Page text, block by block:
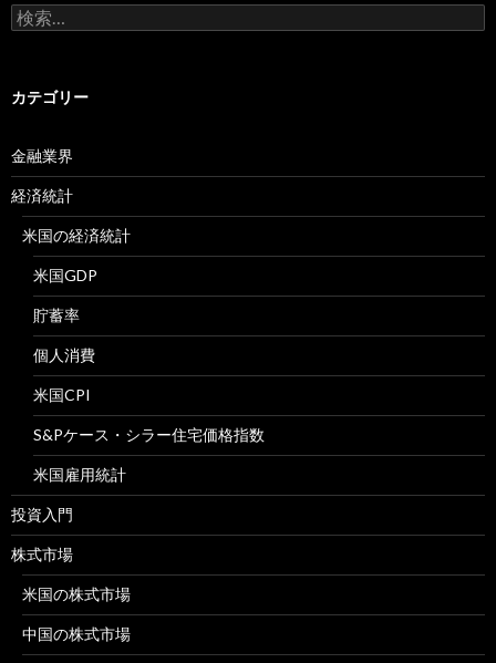
検
索:
カテゴリー
金融業界
経済統計
米国の経済統計
米国GDP
貯蓄率
個人消費
米国CPI
S&Pケース・シラー住宅価格指数
米国雇用統計
投資入門
株式市場
米国の株式市場
中国の株式市場